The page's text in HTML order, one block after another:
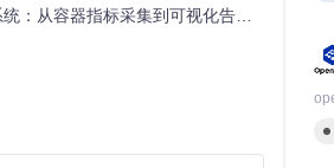
容器指标采集到可视化告警全指南